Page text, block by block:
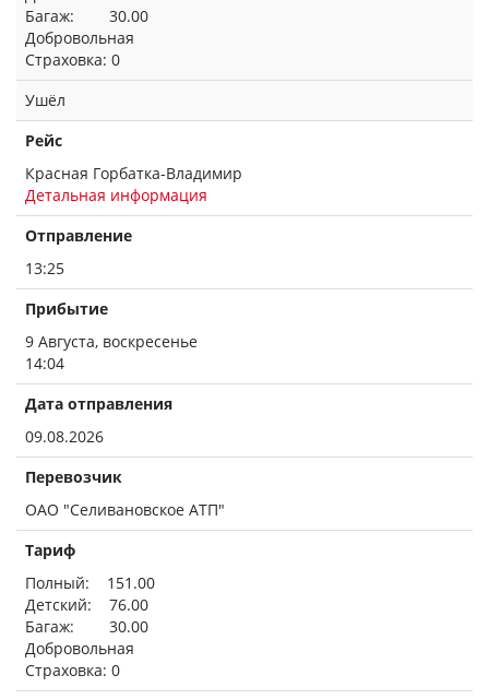
Багаж: 30.00
Добровольная
Страховка: 0
Ушёл
Рейс
Красная Горбатка-Владимир
Детальная информация
Отправление
13:25
Прибытие
9 Августа, воскресенье
14:04
Дата отправления
09.08.2026
Перевозчик
ОАО "Селивановское АТП"
Тариф
Полный: 151.00
Детский: 76.00
Багаж: 30.00
Добровольная
Страховка: 0